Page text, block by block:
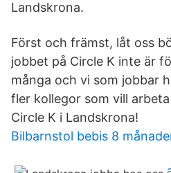
Landskrona.
Först och främst, låt oss
jobbet på Circle K inte är
många och vi som jobbar
fler kollegor som vill
Circle K i Landskrona!
Bilbarnstol bebis 8